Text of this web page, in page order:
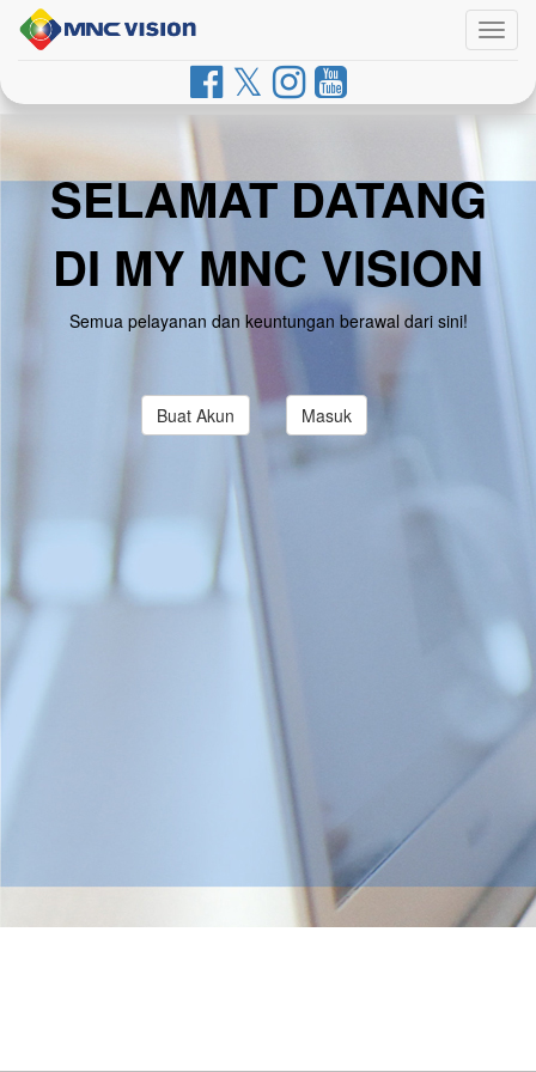
SELAMAT DATANG
DI MY MNC VISION
Semua pelayanan dan keuntungan berawal dari sini!
Buat Akun Masuk